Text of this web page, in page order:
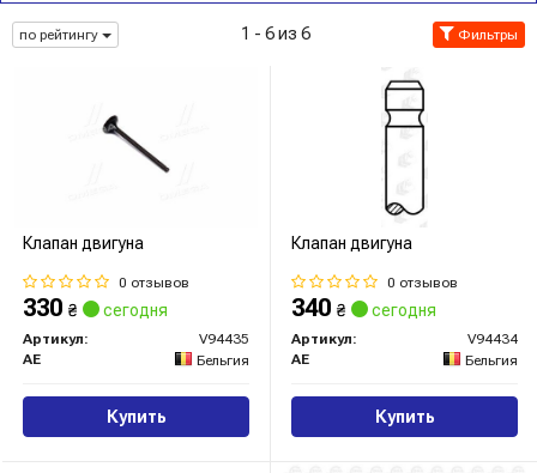
по рейтингу 1 - 6 из 6 Фильтры
Клапан двигуна
0 отзывов
330 ₴ сегодня
Артикул:
V94435
AE
Бельгия
Купить
Клапан двигуна
0 отзывов
340 ₴ сегодня
Артикул:
V94434
AE
Бельгия
Купить